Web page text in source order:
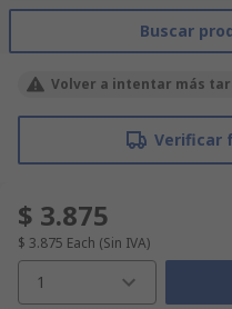
Buscar
Volver a intentar más
Verificar
$ 3.875
$ 3.875 Each (Sin IVA)
1